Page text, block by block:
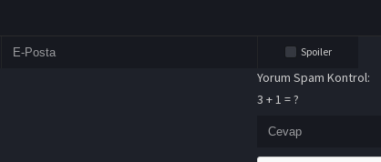
Spoiler
Yorum Spam Kontrol:
3 + 1 = ?